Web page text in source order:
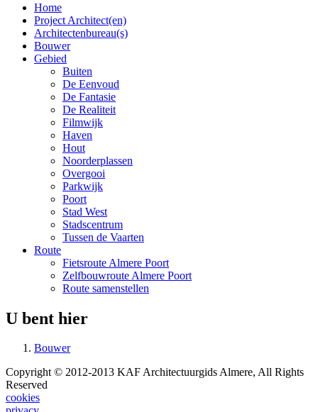
Home
Project Architect(en)
Architectenbureau(s)
Bouwer
Gebied
Buiten
De Eenvoud
De Fantasie
De Realiteit
Filmwijk
Haven
Hout
Noorderplassen
Overgooi
Parkwijk
Poort
Stad West
Stadscentrum
Tussen de Vaarten
Route
Fietsroute Almere Poort
Zelfbouwroute Almere Poort
Route samenstellen
U bent hier
Bouwer
Copyright © 2012-2013 KAF Architectuurgids Almere, All Rights
Reserved
cookies